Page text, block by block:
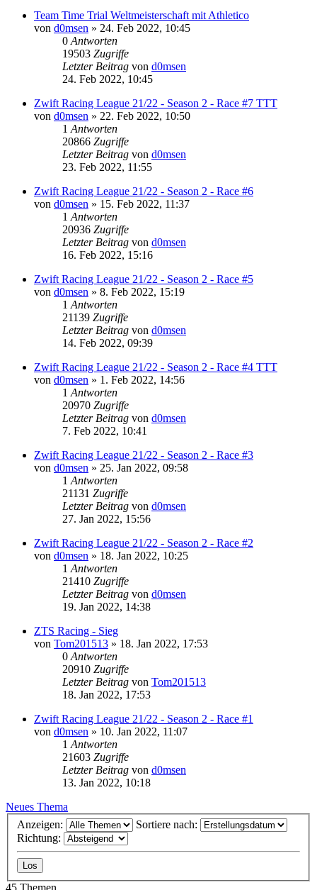
Team Time Trial Weltmeisterschaft mit Athletico
von d0msen » 24. Feb 2022, 10:45
0 Antworten
19503 Zugriffe
Letzter Beitrag von d0msen
24. Feb 2022, 10:45
Zwift Racing League 21/22 - Season 2 - Race #7 TTT
von d0msen » 22. Feb 2022, 10:50
1 Antworten
20866 Zugriffe
Letzter Beitrag von d0msen
23. Feb 2022, 11:55
Zwift Racing League 21/22 - Season 2 - Race #6
von d0msen » 15. Feb 2022, 11:37
1 Antworten
20936 Zugriffe
Letzter Beitrag von d0msen
16. Feb 2022, 15:16
Zwift Racing League 21/22 - Season 2 - Race #5
von d0msen » 8. Feb 2022, 15:19
1 Antworten
21139 Zugriffe
Letzter Beitrag von d0msen
14. Feb 2022, 09:39
Zwift Racing League 21/22 - Season 2 - Race #4 TTT
von d0msen » 1. Feb 2022, 14:56
1 Antworten
20970 Zugriffe
Letzter Beitrag von d0msen
7. Feb 2022, 10:41
Zwift Racing League 21/22 - Season 2 - Race #3
von d0msen » 25. Jan 2022, 09:58
1 Antworten
21131 Zugriffe
Letzter Beitrag von d0msen
27. Jan 2022, 15:56
Zwift Racing League 21/22 - Season 2 - Race #2
von d0msen » 18. Jan 2022, 10:25
1 Antworten
21410 Zugriffe
Letzter Beitrag von d0msen
19. Jan 2022, 14:38
ZTS Racing - Sieg
von Tom201513 » 18. Jan 2022, 17:53
0 Antworten
20910 Zugriffe
Letzter Beitrag von Tom201513
18. Jan 2022, 17:53
Zwift Racing League 21/22 - Season 2 - Race #1
von d0msen » 10. Jan 2022, 11:07
1 Antworten
21603 Zugriffe
Letzter Beitrag von d0msen
13. Jan 2022, 10:18
Neues Thema
Anzeigen:
Sortiere nach:
Richtung: